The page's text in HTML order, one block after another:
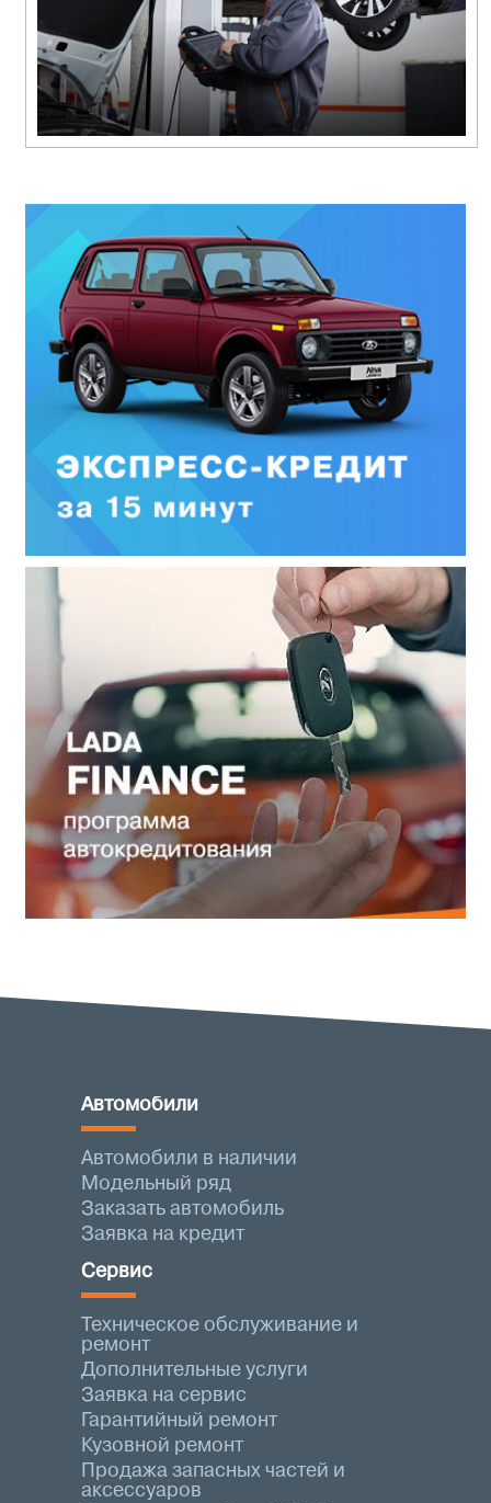
Автомобили
Автомобили в наличии
Модельный ряд
Заказать автомобиль
Заявка на кредит
Сервис
Техническое обслуживание и
ремонт
Дополнительные услуги
Заявка на сервис
Гарантийный ремонт
Кузовной ремонт
Продажа запасных частей и
аксессуаров